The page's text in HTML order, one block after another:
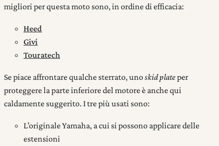
migliori per questa moto sono, in ordine di efficacia:
Heed
Givi
Touratech
Se piace affrontare qualche sterrato, unoskid plateper
proteggere la parte inferiore del motore è anche qui
caldamente suggerito. I tre più usati sono:
L’originale Yamaha, a cui si possono applicare delle
estensioni